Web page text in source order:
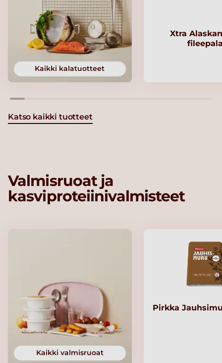
Kaikki kalatuotteet
Xtra
Katso kaikki tuotteet
Valmisruoat ja
kasviproteiinivalmisteet
Kaikki valmisruoat
Pirkka